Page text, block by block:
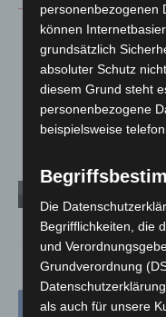
Grafik: Entwicklung des
Quelle: BDEW
personenbezogenen
können
grundsätzlich
absoluter Schutz
diesem Grund steht
personenbezogene
beispielsweise
Die
Begrifflichkeiten, die
und
Grundverordnung
als auch für unsere